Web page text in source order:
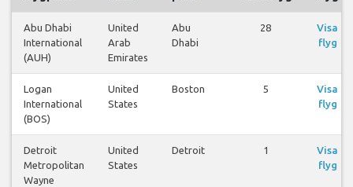
Abu Dhabi
International
(AUH)
United
Arab
Emirates
Abu
Dhabi
28
Visa
flyg
Logan
International
(BOS)
United
States
Boston 5
Visa
flyg
Detroit
Metropolitan
Wayne
United
States
Detroit 1
Visa
flyg